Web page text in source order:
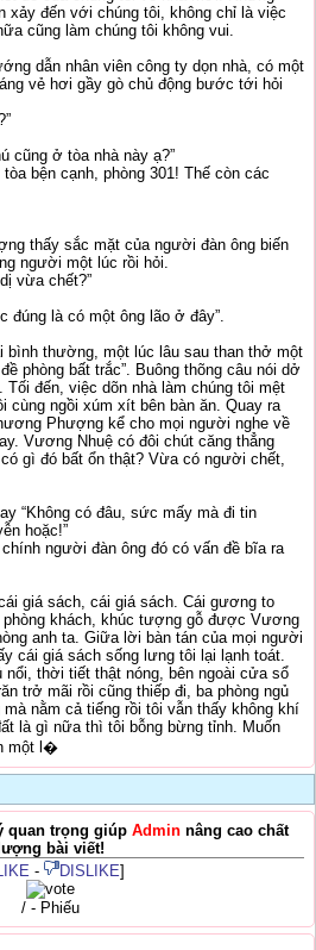
xảy đến với chúng tôi, không chỉ là việc
cũng làm chúng tôi không vui.
dẫn nhân viên công ty dọn nhà, có một
vẻ hơi gầy gò chủ động bước tới hỏi
cũng ở tòa nhà này ạ?”
bện cạnh, phòng 301! Thế còn các
thấy sắc mặt của người đàn ông biến
người một lúc rồi hỏi.
vừa chết?”
đúng là có một ông lão ở đây”.
bình thường, một lúc lâu sau than thở một
phòng bất trắc”. Buông thõng câu nói dở
đến, việc dõn nhà làm chúng tôi mệt
cùng ngồi xúm xít bên bàn ăn. Quay ra
Phượng kể cho mọi người nghe về
Vương Nhuệ có đôi chút căng thẳng
gì đó bất ổn thật? Vừa có người chết,
“Không có đâu, sức mấy mà đi tin
hoặc!”
người đàn ông đó có vấn đề bĩa ra
giá sách, cái giá sách. Cái gương to
phòng khách, khúc tượng gỗ được Vương
anh ta. Giữa lời bàn tán của mọi người
cái giá sách sống lưng tôi lại lạnh toát.
nổi, thời tiết thật nóng, bên ngoài cửa sổ
trở mãi rồi cũng thiếp đi, ba phòng ngủ
nằm cả tiếng rồi tôi vẫn thấy không khí
là gì nữa thì tôi bỗng bừng tỉnh. Muốn
một l�
quan trọng giúp Admin nâng cao chất
lượng bài viết!
- DISLIKE]
/ - Phiếu